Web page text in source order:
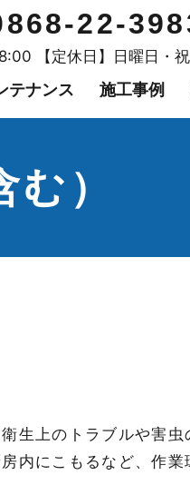
テナンス 施工事例
22-
【定休日】日曜日・
）
生上のトラブルや害虫
内にこもるなど、作